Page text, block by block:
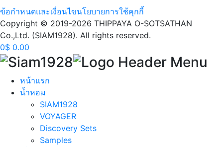
ข้อกำหนดและเงื่อนไขนโยบายการใช้คุกกี้
Copyright © 2019-2026 THIPPAYA O-SOTSATHAN
Co.,Ltd. (SIAM1928). All rights reserved.
0$ 0.00
หน้าแรก
นํ้าหอม
SIAM1928
VOYAGER
Discovery Sets
Samples